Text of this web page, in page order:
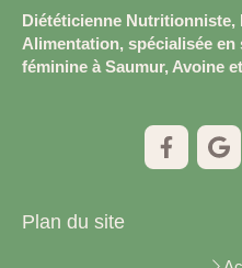
Diététicienne Nutritionniste,
Alimentation, spécialisée
féminine à Saumur, Avoine
Plan du site